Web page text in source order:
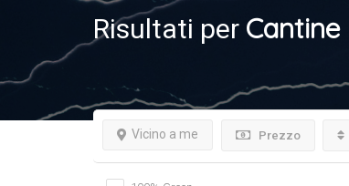
Risultati per Cantine
Prezzo
Vicino a me